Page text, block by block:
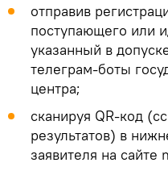
отправив
поступающего или
указанный в
телеграм-боты
центра;
сканируя QR-код
результатов) в
заявителя на сайте